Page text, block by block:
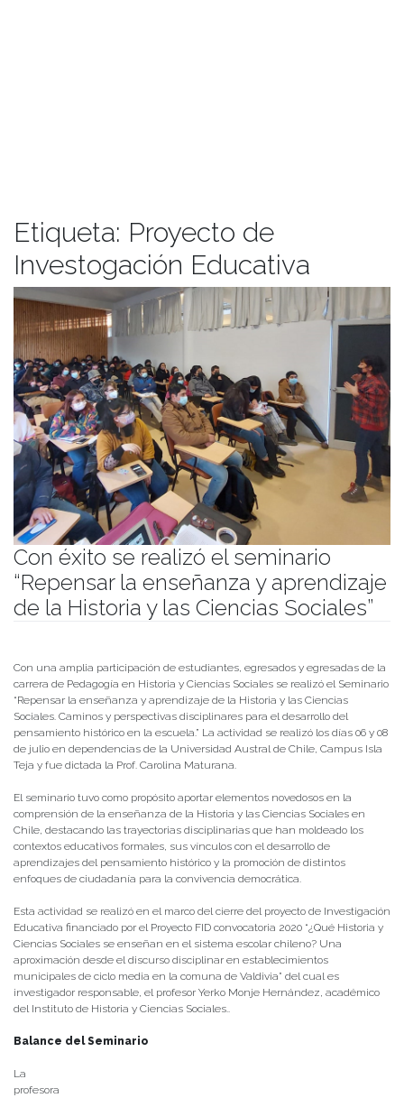
Etiqueta: Proyecto de
Investogación Educativa
Con éxito se realizó el seminario
“Repensar la enseñanza y aprendizaje
de la Historia y las Ciencias Sociales”
Con una amplia participación de estudiantes, egresados y egresadas de la
carrera de Pedagogía en Historia y Ciencias Sociales se realizó el Seminario
“Repensar la enseñanza y aprendizaje de la Historia y las Ciencias
Sociales. Caminos y perspectivas disciplinares para el desarrollo del
pensamiento histórico en la escuela.” La actividad se realizó los días 06 y 08
de julio en dependencias de la Universidad Austral de Chile, Campus Isla
Teja y fue dictada la Prof. Carolina Maturana.
El seminario tuvo como propósito aportar elementos novedosos en la
comprensión de la enseñanza de la Historia y las Ciencias Sociales en
Chile, destacando las trayectorias disciplinarias que han moldeado los
contextos educativos formales, sus vínculos con el desarrollo de
aprendizajes del pensamiento histórico y la promoción de distintos
enfoques de ciudadanía para la convivencia democrática.
Esta actividad se realizó en el marco del cierre del proyecto de Investigación
Educativa financiado por el Proyecto FID convocatoria 2020 “¿Qué Historia y
Ciencias Sociales se enseñan en el sistema escolar chileno? Una
aproximación desde el discurso disciplinar en establecimientos
municipales de ciclo media en la comuna de Valdivia” del cual es
investigador responsable, el profesor Yerko Monje Hernández, académico
del Instituto de Historia y Ciencias Sociales..
Balance del Seminario
La
profesora